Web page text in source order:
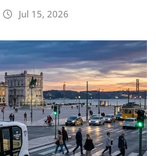
Jul 15, 2026